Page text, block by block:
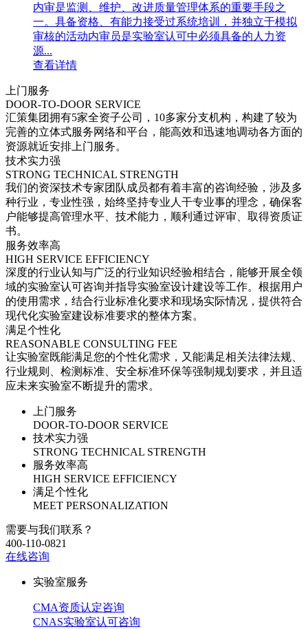
内审是监测、维护、改进质量管理体系的重要手段之
一。具备资格、有能力接受过系统培训，并独立于模拟
审核的活动内审员是实验室认可中必须具备的人力资
源...
查看详情
上门服务
DOOR-TO-DOOR SERVICE
汇策集团拥有5家全资子公司，10多家分支机构，构建了较为
完善的立体式服务网络和平台，能高效和迅速地调动各方面的
资源就近安排上门服务。
技术实力强
STRONG TECHNICAL STRENGTH
我们的资深技术专家团队成员都有着丰富的咨询经验，涉及多
种行业，专业性强，始终坚持专业人干专业事的理念，确保客
户能够提高管理水平、技术能力，顺利通过评审、取得资质证
书。
服务效率高
HIGH SERVICE EFFICIENCY
深度的行业认知与广泛的行业知识经验相结合，能够开展全领
域的实验室认可咨询并指导实验室设计建设等工作。根据用户
的使用需求，结合行业标准化要求和现场实际情况，提供符合
现代化实验室建设标准要求的整体方案。
满足个性化
REASONABLE CONSULTING FEE
让实验室既能满足您的个性化需求，又能满足相关法律法规、
行业规则、检测标准、安全标准环保等强制规划要求，并且适
应未来实验室不断提升的需求。
上门服务
DOOR-TO-DOOR SERVICE
技术实力强
STRONG TECHNICAL STRENGTH
服务效率高
HIGH SERVICE EFFICIENCY
满足个性化
MEET PERSONALIZATION
需要与我们联系？
400-110-0821
在线咨询
实验室服务
CMA资质认定咨询
CNAS实验室认可咨询